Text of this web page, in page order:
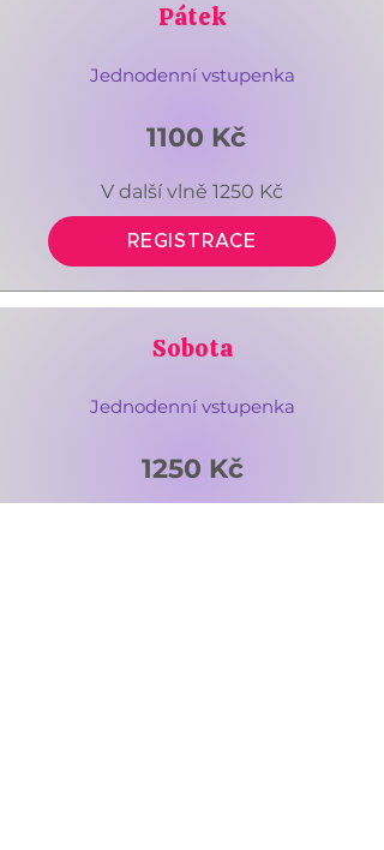
Pátek
Jednodenní vstupenka
1100 Kč
V další vlně 1250 Kč
REGISTRACE
Sobota
Jednodenní vstupenka
1250 Kč